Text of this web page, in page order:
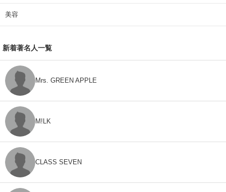
美容
新着著名人一覧
Mrs. GREEN APPLE
M!LK
CLASS SEVEN